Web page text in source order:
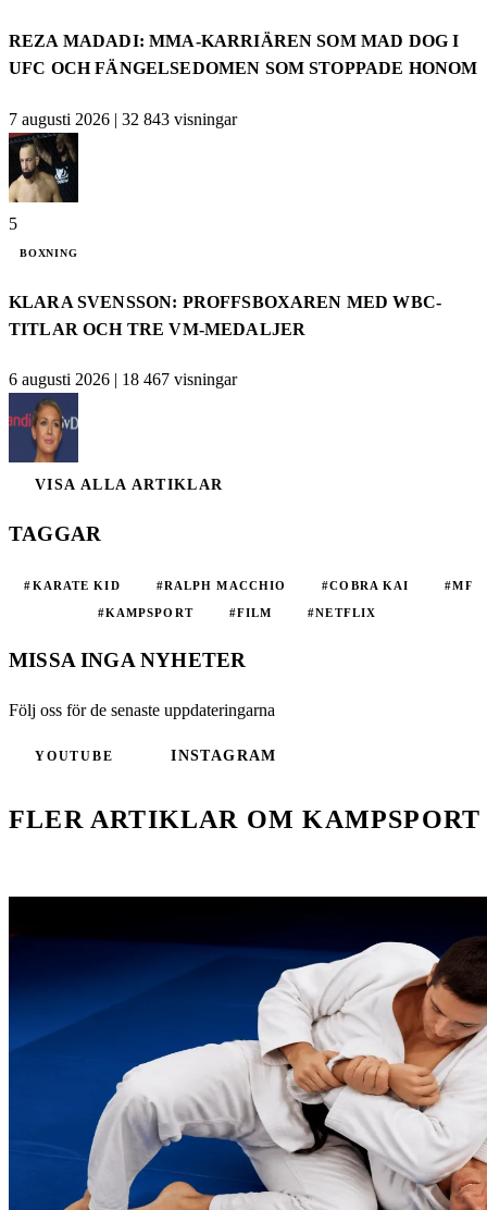
REZA MADADI: MMA-KARRIÄREN SOM MAD DOG I
UFC OCH FÄNGELSEDOMEN SOM STOPPADE HONOM
7 augusti 2026 | 32 843 visningar
5
BOXNING
KLARA SVENSSON: PROFFSBOXAREN MED WBC-
TITLAR OCH TRE VM-MEDALJER
6 augusti 2026 | 18 467 visningar
VISA ALLA ARTIKLAR
TAGGAR
#KARATE KID #RALPH MACCHIO #COBRA KAI #MR
#KAMPSPORT #FILM #NETFLIX
MISSA INGA NYHETER
Följ oss för de senaste uppdateringarna
YOUTUBE INSTAGRAM
FLER ARTIKLAR OM KAMPSPORT